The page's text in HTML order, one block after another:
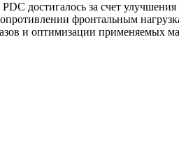
достигалось за счет
фронтальным
и оптимизации применяемых